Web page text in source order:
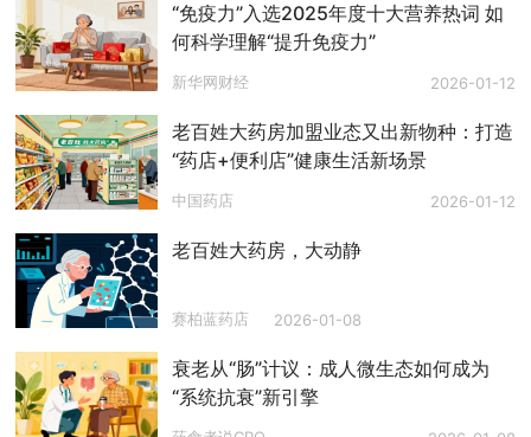
“免疫力”入选2025年度十大营养热词 如
何科学理解“提升免疫力”
新华网财经 2026-01-12
老百姓大药房加盟业态又出新物种：打造
“药店+便利店”健康生活新场景
中国药店 2026-01-12
老百姓大药房，大动静
赛柏蓝药店 2026-01-08
衰老从“肠”计议：成人微生态如何成为
“系统抗衰”新引擎